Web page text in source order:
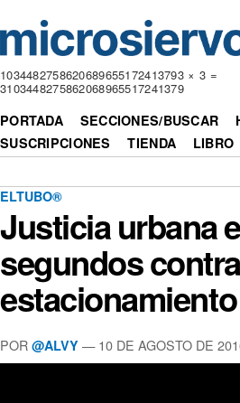
1034482758620689655172413793 × 3 =
3103448275862068965517241379
PORTADA SECCIONES/BUSCAR
SUSCRIPCIONES
TIENDA LIBRO
ELTUBO®
Justicia urbana
segundos
POR @ALVY —10 DE AGOSTO DE